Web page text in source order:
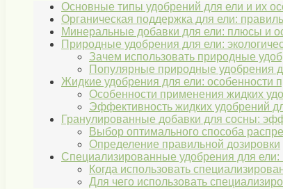
Основные типы удобрений для ели и их
Органическая поддержка для ели:
Минеральные добавки для ели: плюсы и
Природные удобрения для ели:
Зачем использовать природные
Популярные природные удобрения
Жидкие удобрения для ели: особенности
Особенности применения жидких
Эффективность жидких удобрений
Гранулированные добавки для сосны:
Выбор оптимального способа
Определение правильной дозировки
Специализированные удобрения для ели:
Когда использовать
Для чего использовать